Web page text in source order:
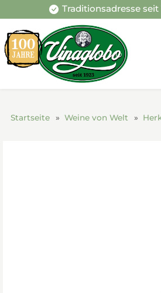
Traditionsadresse seit
Startseite Weine von Welt